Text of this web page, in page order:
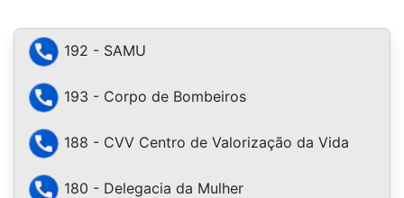
192 - SAMU
193 - Corpo de Bombeiros
188 - CVV Centro de Valorização da Vida
180 - Delegacia da Mulher